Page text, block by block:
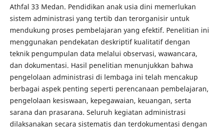
Athfal 33 Medan. Pendidikan anak usia dini memerlukan
sistem administrasi yang tertib dan terorganisir untuk
mendukung proses pembelajaran yang efektif. Penelitian ini
menggunakan pendekatan deskriptif kualitatif dengan
teknik pengumpulan data melalui observasi, wawancara,
dan dokumentasi. Hasil penelitian menunjukkan bahwa
pengelolaan administrasi di lembaga ini telah mencakup
berbagai aspek penting seperti perencanaan pembelajaran,
pengelolaan kesiswaan, kepegawaian, keuangan, serta
sarana dan prasarana. Seluruh kegiatan administrasi
dilaksanakan secara sistematis dan terdokumentasi dengan